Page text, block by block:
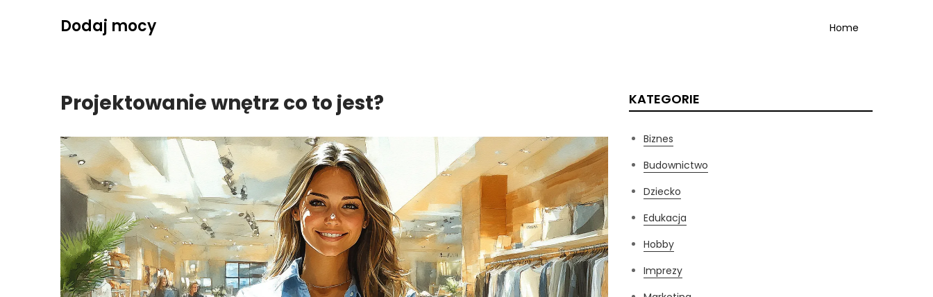
Dodaj mocy Home
Projektowanie wnętrz co to jest? KATEGORIE
Biznes
Budownictwo
Dziecko
Edukacja
Hobby
Imprezy